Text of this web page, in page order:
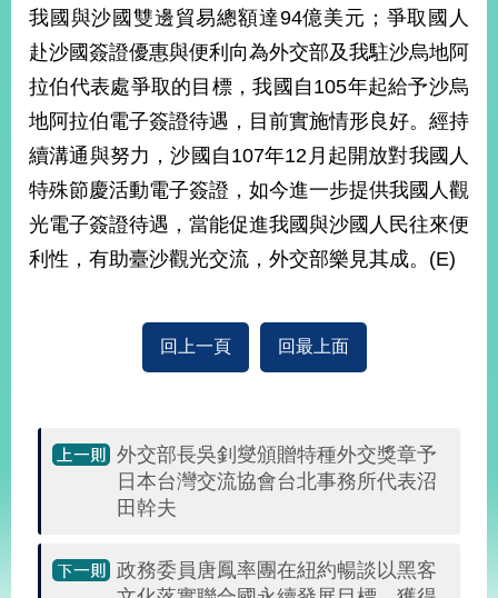
頁
站
導
覽
關
於
本
部
新
聞
中
心
外
國
我國與沙國雙邊貿易總額達94億美元；爭取國人
赴沙國簽證優惠與便利向為外交部及我駐沙烏地阿
拉伯代表處爭取的目標，我國自105年起給予沙烏
地阿拉伯電子簽證待遇，目前實施情形良好。經持
續溝通與努力，沙國自107年12月起開放對我國人
特殊節慶活動電子簽證，如今進一步提供我國人觀
光電子簽證待遇，當能促進我國與沙國人民往來便
利性，有助臺沙觀光交流，外交部樂見其成。(E)
回上一頁 回最上面
外交部長吳釗燮頒贈特種外交獎章予
日本台灣交流協會台北事務所代表沼
田幹夫
​政務委員唐鳳率團在紐約暢談以黑客